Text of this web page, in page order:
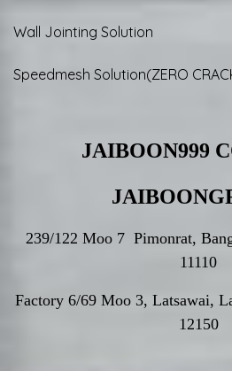
Wall Jointing Solution
Speedmesh Solution(ZERO
JAIBOON999
239/122 Moo 7 Pimonrat,
11110
Factory 6/69 Moo 3, Latsawai,
12150